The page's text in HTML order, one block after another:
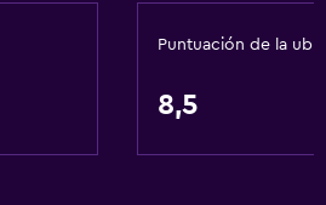
Puntuación de la
8,5